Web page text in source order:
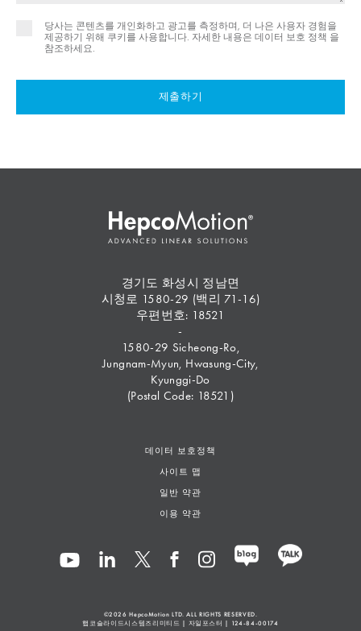
당사는 콘텐츠를 개인화하고 광고를 측정하며, 더 나은 사용자 경험을
제공하기 위해 쿠키를 사용합니다. 자세한 내용은 데이터 보호 정책 을
참조하세요.
제출하기
경기도 화성시 정남면
시청로 1580-29 (백리 71-16)
우편번호: 18521
-
1580-29 Sicheong-Ro,
Jungnam-Myun, Hwasung-City,
Kyunggi-Do
(Postal Code: 18521)
데이터 보호정책
사이트 맵
일반 약관
이용 약관
©2026HepcoMotion LTD. ALL RIGHTS RESERVED.
햅코슬라이드시스템즈리미티드 | 자일포스터 | 124-84-00174